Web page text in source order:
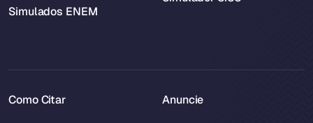
Simulados ENEM
Como Citar Anuncie